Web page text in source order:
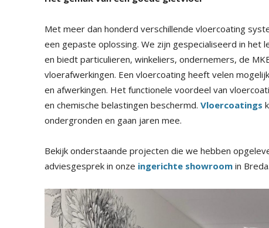
Met meer dan honderd verschillende vloercoating
een gepaste oplossing. We zijn gespecialiseerd in het
en biedt particulieren, winkeliers, ondernemers, de
vloerafwerkingen. Een vloercoating heeft velen
en afwerkingen. Het functionele voordeel van
en chemische belastingen beschermd. Vloercoatings
ondergronden en gaan jaren mee.
Bekijk onderstaande projecten die we hebben
adviesgesprek in onze ingerichte showroom in Breda.